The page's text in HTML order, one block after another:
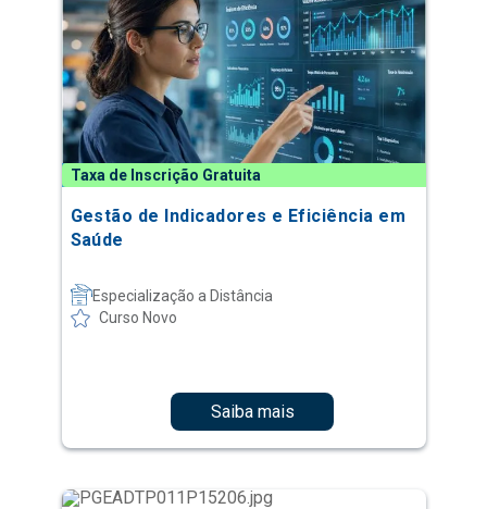
Taxa de Inscrição Gratuita
Gestão de Indicadores e Eficiência em
Saúde
Especialização a Distância
Curso Novo
Saiba mais